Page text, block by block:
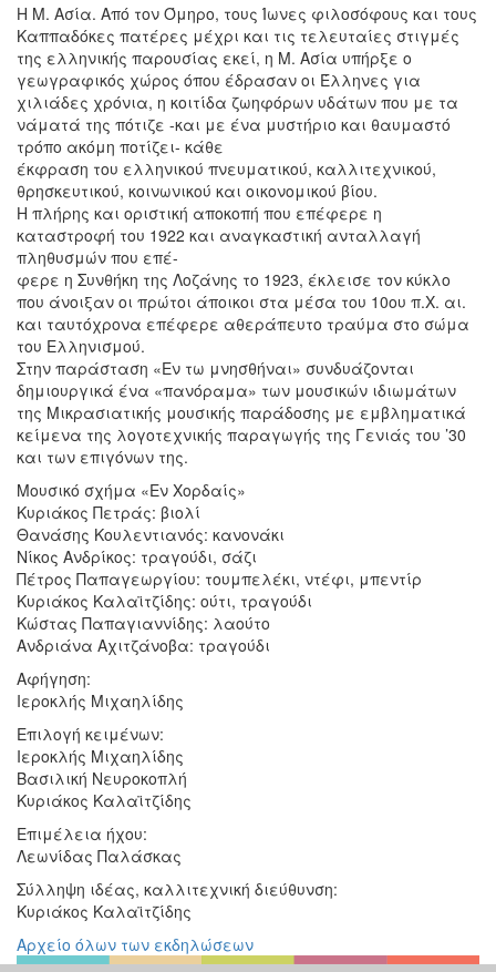
Η Μ. Ασία. Από τον Όμηρο, τους Ίωνες φιλοσόφους και τους
Καππαδόκες πατέρες μέχρι και τις τελευταίες στιγμές
της ελληνικής παρουσίας εκεί, η Μ. Ασία υπήρξε o
γεωγραφικός χώρος όπου έδρασαν οι Έλληνες για
χιλιάδες χρόνια, η κοιτίδα ζωηφόρων υδάτων που με τα
νάματά της πότιζε -και με ένα μυστήριο και θαυμαστό
τρόπο ακόμη ποτίζει- κάθε
έκφραση του ελληνικού πνευματικού, καλλιτεχνικού,
θρησκευτικού, κοινωνικού και οικονομικού βίου.
Η πλήρης και οριστική αποκοπή που επέφερε η
καταστροφή του 1922 και αναγκαστική ανταλλαγή
πληθυσμών που επέ-
φερε η Συνθήκη της Λοζάνης το 1923, έκλεισε τον κύκλο
που άνοιξαν οι πρώτοι άποικοι στα μέσα του 10ου π.Χ. αι.
και ταυτόχρονα επέφερε αθεράπευτο τραύμα στο σώμα
του Ελληνισμού.
Στην παράσταση «Εν τω μνησθήναι» συνδυάζονται
δημιουργικά ένα «πανόραμα» των μουσικών ιδιωμάτων
της Μικρασιατικής μουσικής παράδοσης με εμβληματικά
κείμενα της λογοτεχνικής παραγωγής της Γενιάς του ’30
και των επιγόνων της.
Μουσικό σχήμα «Εν Χορδαίς»
Κυριάκος Πετράς: βιολί
Θανάσης Κουλεντιανός: κανονάκι
Νίκος Ανδρίκος: τραγούδι, σάζι
Πέτρος Παπαγεωργίου: τουμπελέκι, ντέφι, μπεντίρ
Κυριάκος Καλαϊτζίδης: ούτι, τραγούδι
Κώστας Παπαγιαννίδης: λαούτο
Ανδριάνα Αχιτζάνοβα: τραγούδι
Αφήγηση:
Ιεροκλής Μιχαηλίδης
Επιλογή κειμένων:
Ιεροκλής Μιχαηλίδης
Βασιλική Νευροκοπλή
Κυριάκος Καλαϊτζίδης
Επιμέλεια ήχου:
Λεωνίδας Παλάσκας
Σύλληψη ιδέας, καλλιτεχνική διεύθυνση:
Κυριάκος Καλαϊτζίδης
Αρχείο όλων των εκδηλώσεων